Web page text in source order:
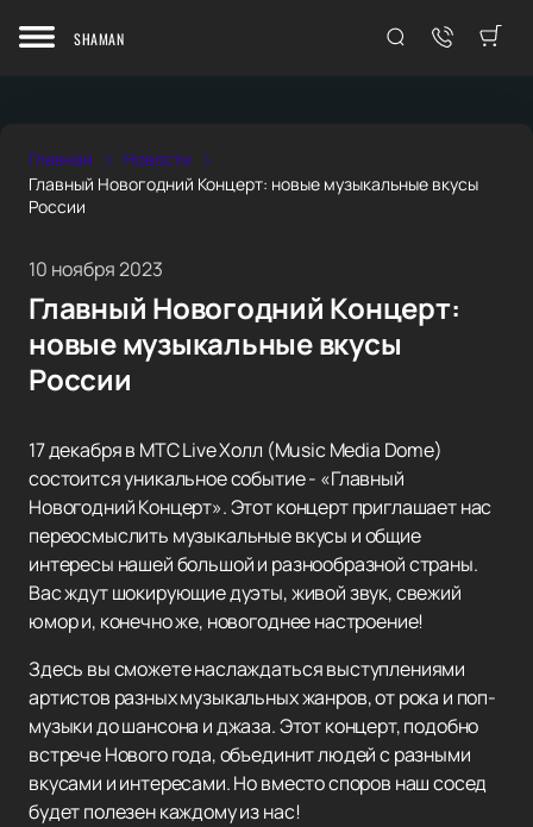
SHAMAN
Главная
Новости
Главный Новогодний Концерт: новые музыкальные вкусы
России
10 ноября 2023
Главный Новогодний Концерт:
новые музыкальные вкусы
России
17 декабря в МТС Live Холл (Music Media Dome)
состоится уникальное событие - «Главный
Новогодний Концерт». Этот концерт приглашает нас
переосмыслить музыкальные вкусы и общие
интересы нашей большой и разнообразной страны.
Вас ждут шокирующие дуэты, живой звук, свежий
юмор и, конечно же, новогоднее настроение!
Здесь вы сможете наслаждаться выступлениями
артистов разных музыкальных жанров, от рока и поп-
музыки до шансона и джаза. Этот концерт, подобно
встрече Нового года, объединит людей с разными
вкусами и интересами. Но вместо споров наш сосед
будет полезен каждому из нас!